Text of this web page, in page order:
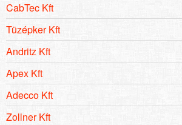
CabTec Kft
Tüzépker Kft
Andritz Kft
Apex Kft
Adecco Kft
Zollner Kft